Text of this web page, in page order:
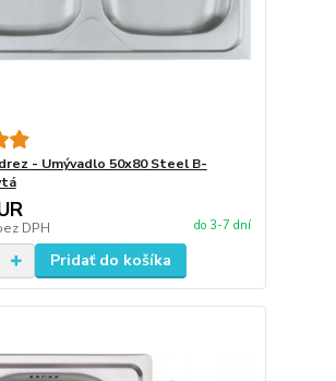
- Umývadlo 50x80 Steel B-
DPH do 3-7 dní
Pridať do košíka